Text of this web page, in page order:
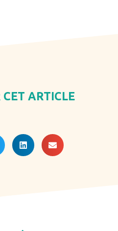
CET ARTICLE